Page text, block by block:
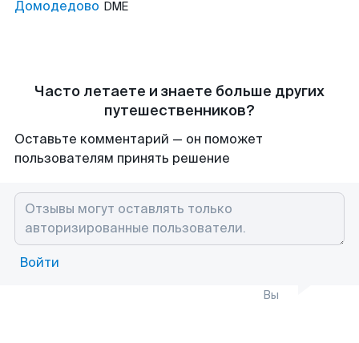
Домодедово DME
Часто летаете и знаете больше других
путешественников?
Оставьте комментарий — он поможет
пользователям принять решение
Войти
Вы